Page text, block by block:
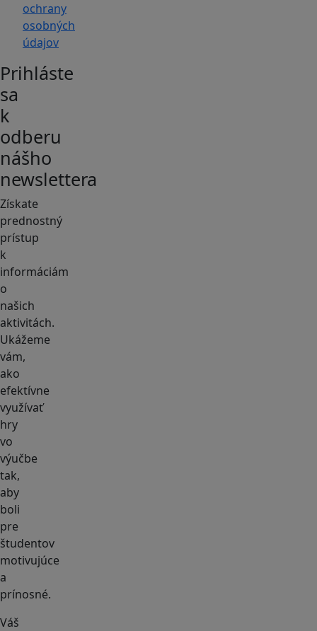
ochrany
osobných
údajov
Prihláste
sa
k
odberu
nášho
newslettera
Získate
prednostný
prístup
k
informáciám
o
našich
aktivitách.
Ukážeme
vám,
ako
efektívne
využívať
hry
vo
výučbe
tak,
aby
boli
pre
študentov
motivujúce
a
prínosné.
Váš